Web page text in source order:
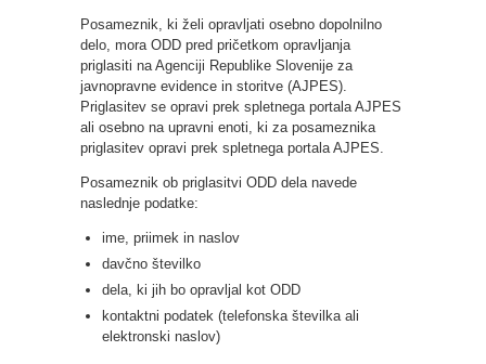
Posameznik, ki želi opravljati osebno dopolnilno
delo, mora ODD pred pričetkom opravljanja
priglasiti na Agenciji Republike Slovenije za
javnopravne evidence in storitve (AJPES).
Priglasitev se opravi prek spletnega portala AJPES
ali osebno na upravni enoti, ki za posameznika
priglasitev opravi prek spletnega portala AJPES.
Posameznik ob priglasitvi ODD dela navede
naslednje podatke:
ime, priimek in naslov
davčno številko
dela, ki jih bo opravljal kot ODD
kontaktni podatek (telefonska številka ali
elektronski naslov)